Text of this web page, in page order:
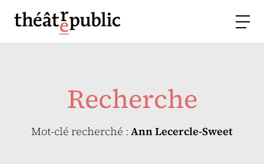
Recherche
Mot-clé recherché : Ann Lecercle-Sweet